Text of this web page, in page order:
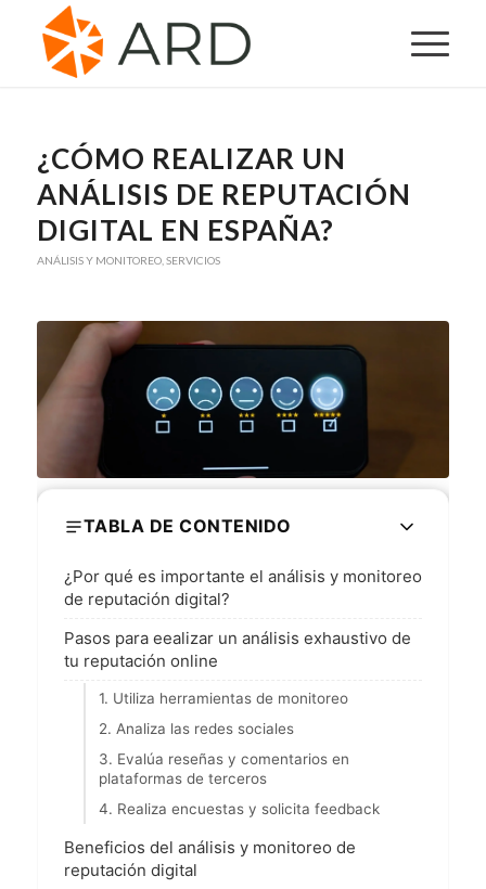
¿CÓMO REALIZAR UN
ANÁLISIS DE REPUTACIÓN
DIGITAL EN ESPAÑA?
ANÁLISIS Y MONITOREO, SERVICIOS
TABLA DE CONTENIDO
¿Por qué es importante el análisis y monitoreo
de reputación digital?
Pasos para eealizar un análisis exhaustivo de
tu reputación online
1. Utiliza herramientas de monitoreo
2. Analiza las redes sociales
3. Evalúa reseñas y comentarios en
plataformas de terceros
4. Realiza encuestas y solicita feedback
Beneficios del análisis y monitoreo de
reputación digital